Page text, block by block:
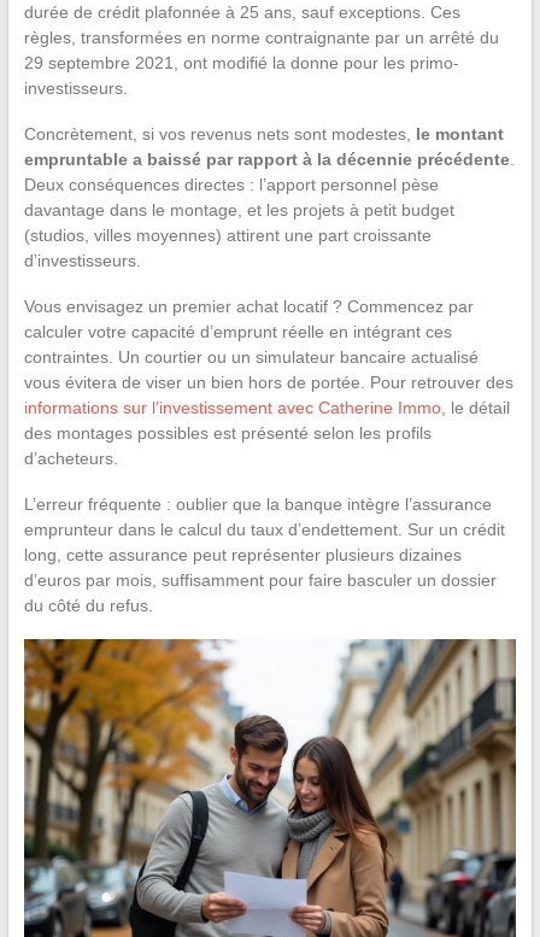
durée de crédit plafonnée à 25 ans, sauf exceptions. Ces
règles, transformées en norme contraignante par un arrêté du
29 septembre 2021, ont modifié la donne pour les primo-
investisseurs.
Concrètement, si vos revenus nets sont modestes, le montant
empruntable a baissé par rapport à la décennie précédente.
Deux conséquences directes : l’apport personnel pèse
davantage dans le montage, et les projets à petit budget
(studios, villes moyennes) attirent une part croissante
d’investisseurs.
Vous envisagez un premier achat locatif ? Commencez par
calculer votre capacité d’emprunt réelle en intégrant ces
contraintes. Un courtier ou un simulateur bancaire actualisé
vous évitera de viser un bien hors de portée. Pour retrouver des
informations sur l’investissement avec Catherine Immo, le détail
des montages possibles est présenté selon les profils
d’acheteurs.
L’erreur fréquente : oublier que la banque intègre l’assurance
emprunteur dans le calcul du taux d’endettement. Sur un crédit
long, cette assurance peut représenter plusieurs dizaines
d’euros par mois, suffisamment pour faire basculer un dossier
du côté du refus.